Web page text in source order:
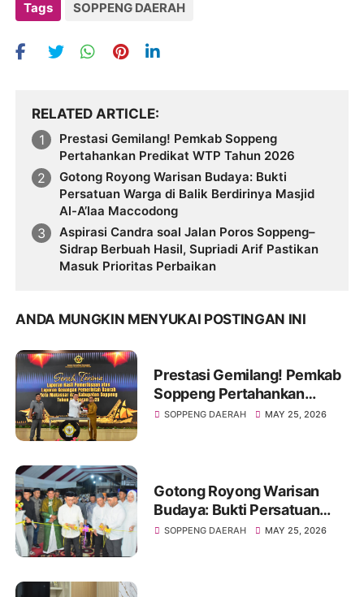
Tags SOPPENG DAERAH
RELATED ARTICLE
Prestasi Gemilang! Pemkab Soppeng
Pertahankan Predikat WTP Tahun 2026
Gotong Royong Warisan Budaya: Bukti
Persatuan Warga di Balik Berdirinya Masjid
Al-A’laa Maccodong
Aspirasi Candra soal Jalan Poros Soppeng–
Sidrap Berbuah Hasil, Supriadi Arif Pastikan
Masuk Prioritas Perbaikan
ANDA MUNGKIN MENYUKAI POSTINGAN INI
Prestasi Gemilang! Pemkab
Soppeng Pertahankan
Predikat WTP Tahun 2026
SOPPENG DAERAH MAY 25, 2026
Gotong Royong Warisan
Budaya: Bukti Persatuan
Warga di Balik Berdirinya
SOPPENG DAERAH MAY 25, 2026